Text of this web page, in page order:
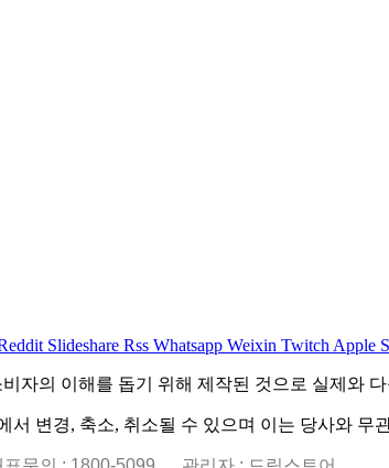
Slideshare Rss Whatsapp Weixin Twitch Apple
자의 이해를 돕기 위해 제작된 것으로 실제와
변경, 축소, 취소될 수 있으며 이는 당사와 무